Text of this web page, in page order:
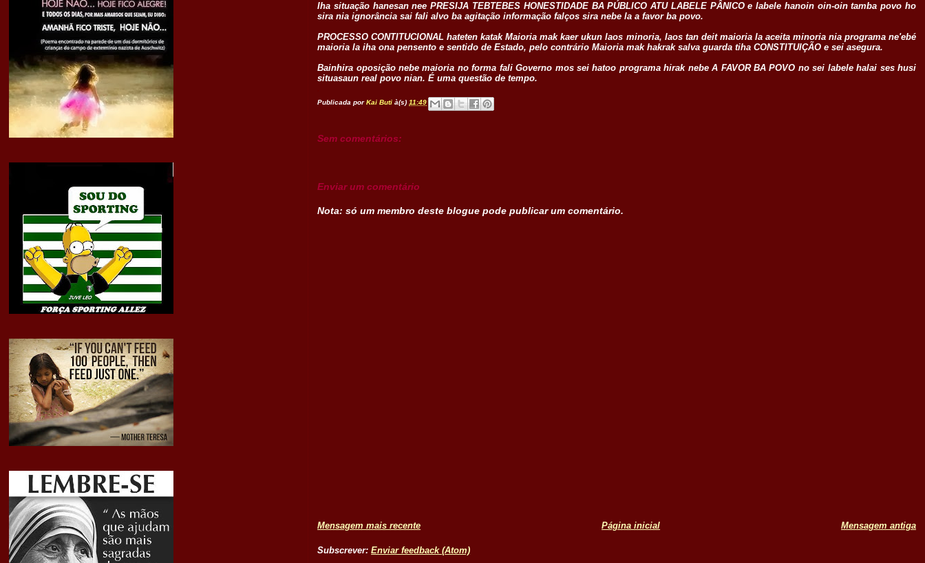
Iha situação hanesan nee PRESIJA TEBTEBES HONESTIDADE BA PÚBLICO ATU LABELE PÂNICO e labele hanoin oin-oin tamba povo ho
sira nia ignorância sai fali alvo ba agitação informação falços sira nebe la a favor ba povo.
PROCESSO CONTITUCIONAL hateten katak Maioria mak kaer ukun laos minoria, laos tan deit maioria la aceita minoria nia programa ne'ebé
maioria la iha ona pensento e sentido de Estado, pelo contrário Maioria mak hakrak salva guarda tiha CONSTITUIÇÃO e sei asegura.
Bainhira oposição nebe maioria no forma fali Governo mos sei hatoo programa hirak nebe A FAVOR BA POVO no sei labele halai ses husi
situasaun real povo nian. É uma questão de tempo.
Publicada porKai Buti à(s)11:49
Sem comentários:
Enviar um comentário
Nota: só um membro deste blogue pode publicar um comentário.
Mensagem mais recente Mensagem antiga
Página inicial
Subscrever:Enviar feedback (Atom)